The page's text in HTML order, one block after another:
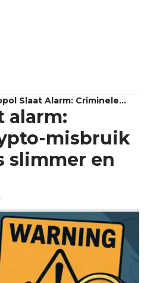
Slaat Alarm: Criminele
Misbruik Wordt Steeds
En Gevaarlijker
alarm:
misbruik
slimmer en